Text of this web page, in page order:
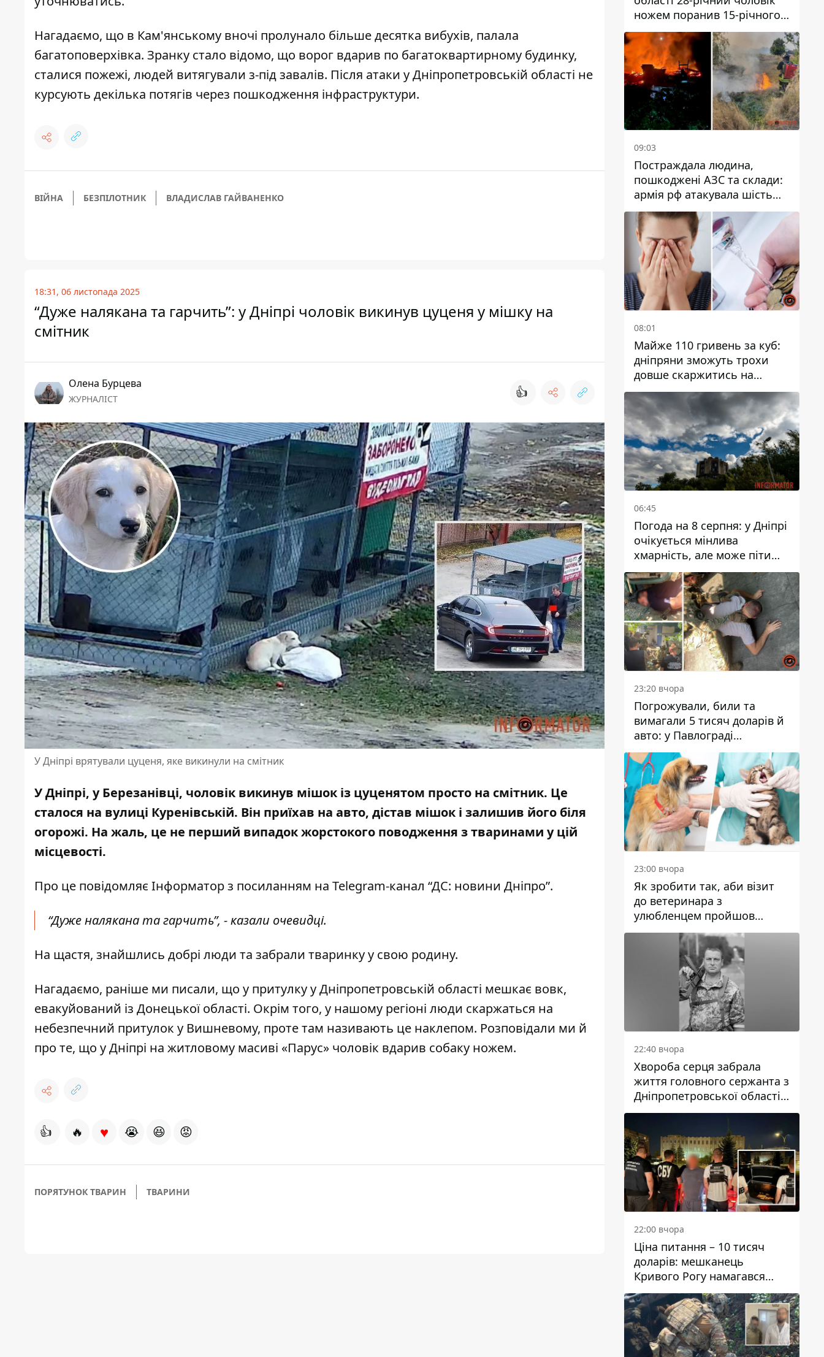
Нагадаємо, що в Кам'янському вночі пролунало більше десятка вибухів, палала
багатоповерхівка. Зранку стало відомо, що ворог вдарив по багатоквартирному будинку,
сталися пожежі, людей витягували з-під завалів. Після атаки у Дніпропетровській області не
курсують декілька потягів через пошкодження інфраструктури.
ВІЙНА БЕЗПІЛОТНИК ВЛАДИСЛАВ ГАЙВАНЕНКО
18:31, 06 листопада 2025
“Дуже налякана та гарчить”: у Дніпрі чоловік викинув цуценя у мішку на
смітник
Олена Бурцева
ЖУРНАЛІСТ 👍
У Дніпрі врятували цуценя, яке викинули на смітник
У Дніпрі, у Березанівці, чоловік викинув мішок із цуценятом просто на смітник. Це
сталося на вулиці Куренівській. Він приїхав на авто, дістав мішок і залишив його біля
огорожі. На жаль, це не перший випадок жорстокого поводження з тваринами у цій
місцевості.
Про це повідомляє Інформатор з посиланням на Telegram-канал “ДС: новини Дніпро”.
“Дуже налякана та гарчить”, - казали очевидці.
На щастя, знайшлись добрі люди та забрали тваринку у свою родину.
Нагадаємо, раніше ми писали, що у притулку у Дніпропетровській області мешкає вовк,
евакуйований із Донецької області. Окрім того, у нашому регіоні люди скаржаться на
небезпечний притулок у Вишневому, проте там називають це наклепом. Розповідали ми й
про те, що у Дніпрі на житловому масиві «Парус» чоловік вдарив собаку ножем.
👍 🔥 ♥ 😭 😆 😡
ПОРЯТУНОК ТВАРИН ТВАРИНИ
ножем поранив 15-річного
хлопця
09:03
Постраждала людина,
пошкоджені АЗС та склади:
армія рф атакувала шість
районів Дніпропетровської
області
08:01
Майже 110 гривень за куб:
дніпряни зможуть трохи
довше скаржитись на
заплановані тарифи на воду
на 2027 рік
06:45
Погода на 8 серпня: у Дніпрі
очікується мінлива
хмарність, але може піти
дощ
23:20 вчора
Погрожували, били та
вимагали 5 тисяч доларів й
авто: у Павлограді
затримали двох чоловіків
23:00 вчора
Як зробити так, аби візит
до ветеринара з
улюбленцем пройшов
спокійно: прості поради
22:40 вчора
Хвороба серця забрала
життя головного сержанта з
Дніпропетровської області
Юрія Свистуна
22:00 вчора
Ціна питання – 10 тисяч
доларів: мешканець
Кривого Рогу намагався
переправити чоловіка до
Словаччини